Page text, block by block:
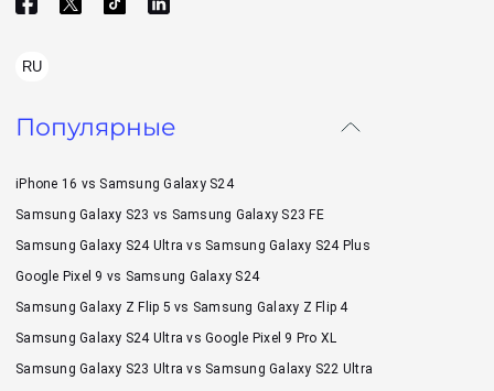
RU
Популярные
iPhone 16 vs Samsung Galaxy S24
Samsung Galaxy S23 vs Samsung Galaxy S23 FE
Samsung Galaxy S24 Ultra vs Samsung Galaxy S24 Plus
Google Pixel 9 vs Samsung Galaxy S24
Samsung Galaxy Z Flip 5 vs Samsung Galaxy Z Flip 4
Samsung Galaxy S24 Ultra vs Google Pixel 9 Pro XL
Samsung Galaxy S23 Ultra vs Samsung Galaxy S22 Ultra